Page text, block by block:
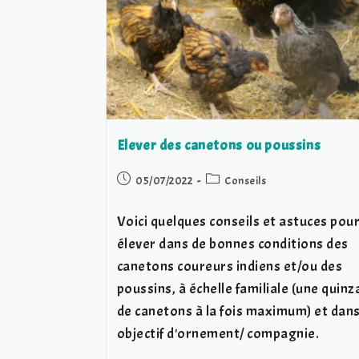
Elever des canetons ou poussins
Post05/07/2022
PostConseils
Voici quelques conseils et astuces pour
élever dans de bonnes conditions des
canetons coureurs indiens et/ou des
poussins, à échelle familiale (une
de canetons à la fois maximum) et
objectif d'ornement/ compagnie.